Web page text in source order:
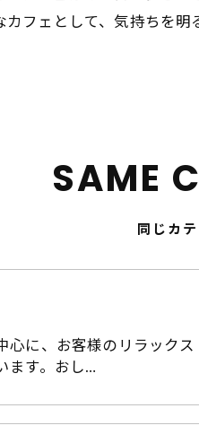
フェとして、気持ちを
同じカ
SAME
心に、お客様のリラックス
ます。おし…